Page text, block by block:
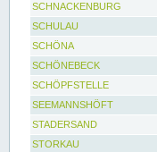
SCHNACKENBURG
SCHULAU
SCHÖNA
SCHÖNEBECK
SCHÖPFSTELLE
SEEMANNSHÖFT
STADERSAND
STORKAU